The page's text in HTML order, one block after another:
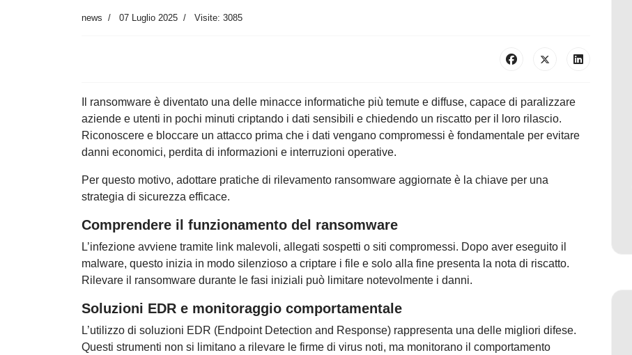
news 07 Luglio 2025 Visite: 3085
Il ransomware è diventato una delle minacce informatiche più temute e diffuse, capace di paralizzare
aziende e utenti in pochi minuti criptando i dati sensibili e chiedendo un riscatto per il loro rilascio.
Riconoscere e bloccare un attacco prima che i dati vengano compromessi è fondamentale per evitare
danni economici, perdita di informazioni e interruzioni operative.
Per questo motivo, adottare pratiche di rilevamento ransomware aggiornate è la chiave per una
strategia di sicurezza efficace.
Comprendere il funzionamento del ransomware
L’infezione avviene tramite link malevoli, allegati sospetti o siti compromessi. Dopo aver eseguito il
malware, questo inizia in modo silenzioso a criptare i file e solo alla fine presenta la nota di riscatto.
Rilevare il ransomware durante le fasi iniziali può limitare notevolmente i danni.
Soluzioni EDR e monitoraggio comportamentale
L’utilizzo di soluzioni EDR (Endpoint Detection and Response) rappresenta una delle migliori difese.
Questi strumenti non si limitano a rilevare le firme di virus noti, ma monitorano il comportamento